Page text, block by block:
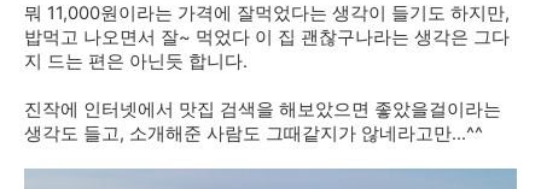
뭐 11,000원이라는 가격에 잘먹었다는 생각이 들기도 하지만,
밥먹고 나오면서 잘~ 먹었다 이 집 괜찮구나라는 생각은 그다
지 드는 편은 아닌듯 합니다.
진작에 인터넷에서 맛집 검색을 해보았으면 좋았을걸이라는
생각도 들고, 소개해준 사람도 그때같지가 않네라고만...^^